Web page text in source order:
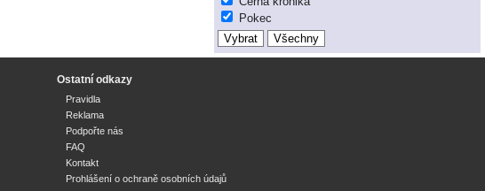
Pokec
Ostatní odkazy
Pravidla
Reklama
Podpořte nás
FAQ
Kontakt
Prohlášení o ochraně osobních údajů